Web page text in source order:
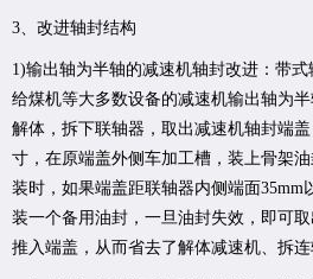
3、改进轴封结构
1)输出轴为半轴的减速机轴封改进：带
给煤机等大多数设备的减速机输出轴为
解体，拆下联轴器，取出减速机轴封端
寸，在原端盖外侧车加工槽，装上骨架
装时，如果端盖距联轴器内侧端面35mm
装一个备用油封，一旦油封失效，即可
推入端盖，从而省去了解体减速机、拆连